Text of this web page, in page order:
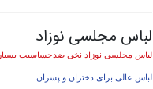
لباس مجلسی نوزاد
لباس مجلسی نوزاد نخی ضدحساسیت بسیار
لباس عالی برای دختران و پسران